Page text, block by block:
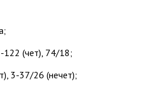
122 (чет), 74/18;
3-37/26 (нечет);